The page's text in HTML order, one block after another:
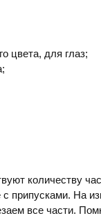
цвета, для глаз;
количеству
припусками. На
все части.